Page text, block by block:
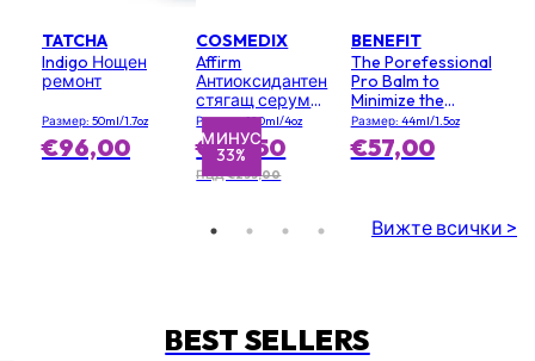
TATCHA
Indigo Нощен
ремонт
Размер: 50ml/1.7oz
€96,00 МИНУС
33%
COSMEDIX
Affirm
Антиоксидантен
стягащ серум
(салонен
размер)
Размер: 120ml/4oz
€155,50
ПЦД €233,00
BENEFIT
The Porefessional
Pro Balm to
Minimize the
Appearance of
Pores (Value Size)
Размер: 44ml/1.5oz
€57,00
Вижте всички >
BEST SELLERS